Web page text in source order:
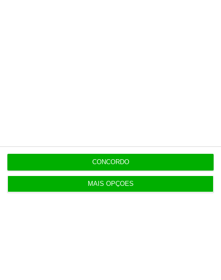
MAIS OPÇÕES
CONCORDO
Receba gratuitamente informação económica de
referência